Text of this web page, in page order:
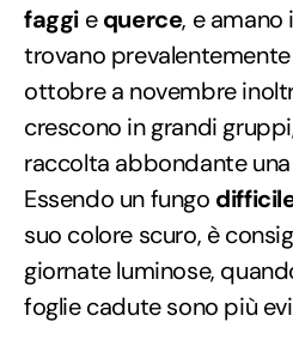
faggi equerce, e amano
trovano
ottobre a novembre
crescono in grandi
raccolta abbondante
Essendo un fungo
suo colore scuro, è
giornate luminose,
foglie cadute sono più